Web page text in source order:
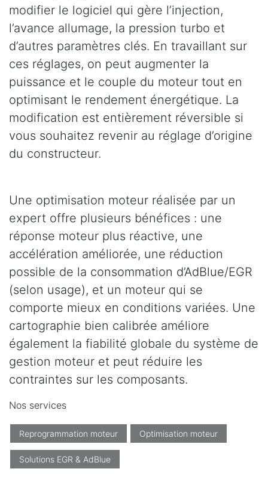
modifier le logiciel qui gère l’injection,
l’avance allumage, la pression turbo et
d’autres paramètres clés. En travaillant sur
ces réglages, on peut augmenter la
puissance et le couple du moteur tout en
optimisant le rendement énergétique. La
modification est entièrement réversible si
vous souhaitez revenir au réglage d’origine
du constructeur.
Une optimisation moteur réalisée par un
expert offre plusieurs bénéfices : une
réponse moteur plus réactive, une
accélération améliorée, une réduction
possible de la consommation d’AdBlue/EGR
(selon usage), et un moteur qui se
comporte mieux en conditions variées. Une
cartographie bien calibrée améliore
également la fiabilité globale du système de
gestion moteur et peut réduire les
contraintes sur les composants.
Nos services
Reprogrammation moteur Optimisation moteur
Solutions EGR & AdBlue